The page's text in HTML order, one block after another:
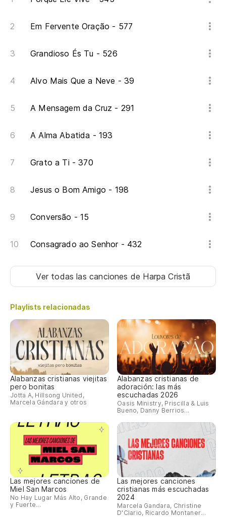
Em Fervente Oração - 577
Grandioso És Tu - 526
Alvo Mais Que a Neve - 39
A Mensagem da Cruz - 291
A Alma Abatida - 193
Grato a Ti - 370
Jesus o Bom Amigo - 198
Conversão - 15
Consagrado ao Senhor - 432
Ver todas las canciones de Harpa Cristã
Playlists relacionadas
Alabanzas cristianas viejitas
pero bonitas
Jotta A, Hillsong United,
Marcela Gándara y otros
Alabanzas cristianas de
adoración: las más
escuchadas 2026
Oasis Ministry, Priscilla & Luis
Bueno, Danny Berrios...
Las mejores canciones de
Miel San Marcos
No Hay Lugar Más Alto, Grande
y Fuerte...
Las mejores canciones
cristianas más escuchadas
2024
Marcela Gandara, Christine
D'Clario, Ricardo Montaner...